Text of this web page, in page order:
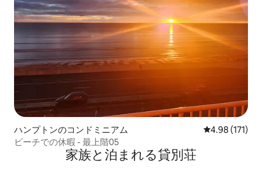
ハンプトンのコンドミニアム レビュー171
4.98 (171)
ビーチでの休暇 - 最上階05
家族と泊まれる貸別荘